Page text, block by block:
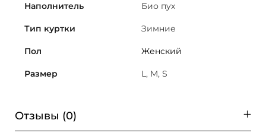
Наполнитель Био пух
Тип куртки Зимние
Пол Женский
Размер L, M, S
Отзывы (0)